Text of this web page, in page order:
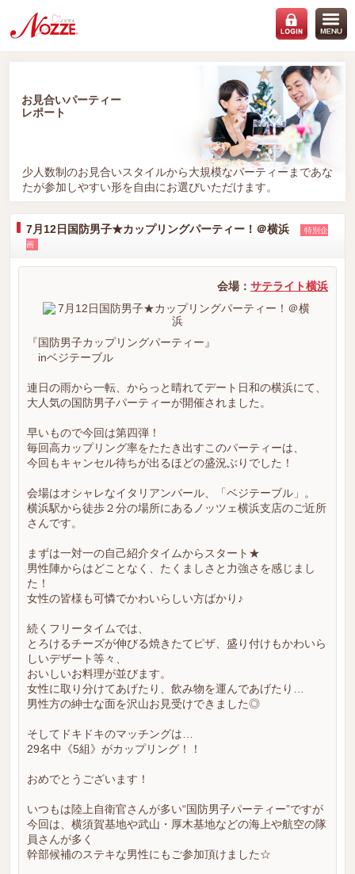
お見合いパーティー
レポート
少人数制のお見合いスタイルから大規模なパーティーまであな
たが参加しやすい形を自由にお選びいただけます。
7月12日国防男子★カップリングパーティー！＠横浜
特別企
画
会場： サテライト横浜
『国防男子カップリングパーティー』
inベジテーブル
連日の雨から一転、からっと晴れてデート日和の横浜にて、
大人気の国防男子パーティーが開催されました。
早いもので今回は第四弾！
毎回高カップリング率をたたき出すこのパーティーは、
今回もキャンセル待ちが出るほどの盛況ぶりでした！
会場はオシャレなイタリアンバール、「ベジテーブル」。
横浜駅から徒歩２分の場所にあるノッツェ横浜支店のご近所
さんです。
まずは一対一の自己紹介タイムからスタート★
男性陣からはどことなく、たくましさと力強さを感じまし
た！
女性の皆様も可憐でかわいらしい方ばかり♪
続くフリータイムでは、
とろけるチーズが伸びる焼きたてピザ、盛り付けもかわいら
しいデザート等々、
おいしいお料理が並びます。
女性に取り分けてあげたり、飲み物を運んであげたり…
男性方の紳士な面を沢山お見受けできました◎
そしてドキドキのマッチングは…
29名中《5組》がカップリング！！
おめでとうございます！
いつもは陸上自衛官さんが多い“国防男子パーティー”ですが
今回は、横須賀基地や武山・厚木基地などの海上や航空の隊
員さんが多く
幹部候補のステキな男性にもご参加頂けました☆